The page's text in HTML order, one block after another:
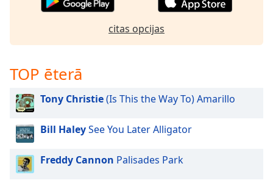
Subtitles
settings,
opens
subtitles
dialog
subtitles
off
selected
citas opcijas
TOP ēterā
Tony Christie(Is This the Way To) Amarillo
Bill HaleySee You Later Alligator
Freddy Cannon Palisades Park